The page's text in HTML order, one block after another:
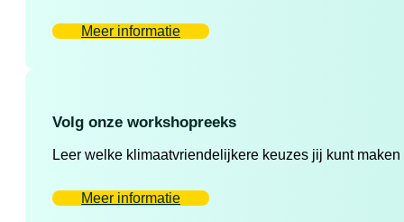
Meer informatie
Volg onze workshopreeks
Leer welke klimaatvriendelijkere keuzes jij kunt
Meer informatie